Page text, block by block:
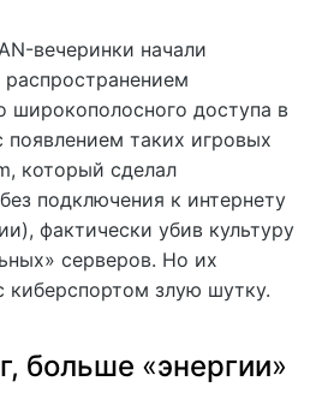
вечеринки начали
широкополосного доступа в
появлением таких игровых
который сделал
подключения к интернету
фактически убив культуру
серверов. Но их
киберспортом злую шутку.
больше «энергии»